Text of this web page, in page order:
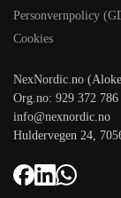
Personvernpolicy
Cookies
NexNordic.no
Org.no: 929 372 786
info@nexnordic.no
Huldervegen 24,